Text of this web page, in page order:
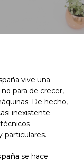
vive una
para de crecer,
De hecho,
inexistente
particulares.
se hace